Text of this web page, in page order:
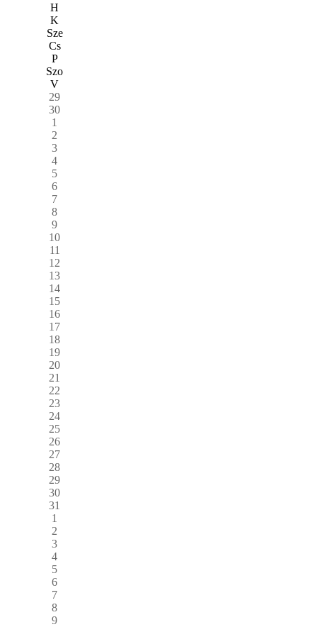
H
K
Sze
Cs
P
Szo
V
29
30
1
2
3
4
5
6
7
8
9
10
11
12
13
14
15
16
17
18
19
20
21
22
23
24
25
26
27
28
29
30
31
1
2
3
4
5
6
7
8
9